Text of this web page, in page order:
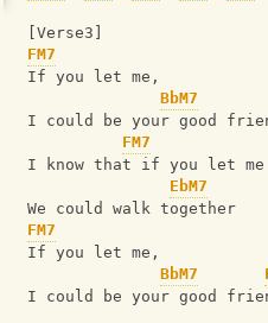
[Verse3]
FM7
If you let me,
BbM7
I could be your good
FM7
I know that if you let me
EbM7
We could walk together
FM7
If you let me,
BbM7
I could be your good